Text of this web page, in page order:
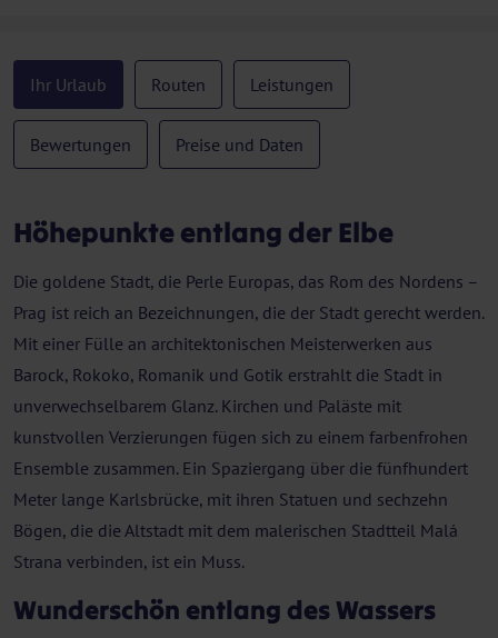
Ihr Urlaub Routen Leistungen
Bewertungen Preise und Daten
Höhepunkte entlang der Elbe
Die goldene Stadt, die Perle Europas, das Rom des Nordens –
Prag ist reich an Bezeichnungen, die der Stadt gerecht werden.
Mit einer Fülle an architektonischen Meisterwerken aus
Barock, Rokoko, Romanik und Gotik erstrahlt die Stadt in
unverwechselbarem Glanz. Kirchen und Paläste mit
kunstvollen Verzierungen fügen sich zu einem farbenfrohen
Ensemble zusammen. Ein Spaziergang über die fünfhundert
Meter lange Karlsbrücke, mit ihren Statuen und sechzehn
Bögen, die die Altstadt mit dem malerischen Stadtteil Malá
Strana verbinden, ist ein Muss.
Wunderschön entlang des Wassers